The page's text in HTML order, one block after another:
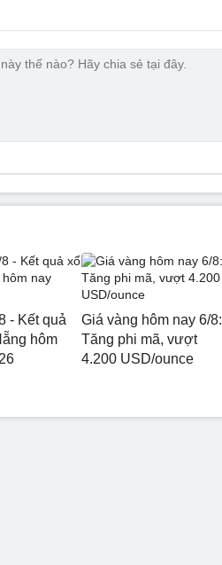
- Kết quả
hôm
Giá vàng hôm nay 6/8:
Tăng phi mã, vượt
4.200 USD/ounce